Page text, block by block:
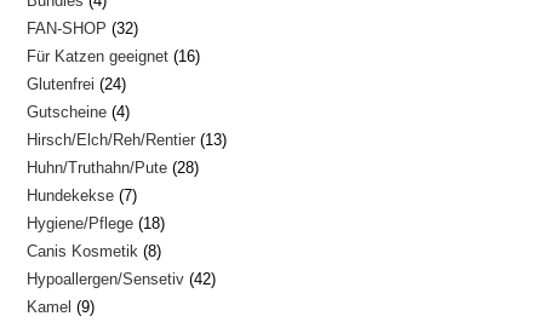
Produkte
FAN-SHOP 3232
Produkte
Für Katzen geeignet 1616
Glutenfrei 2424
Produkte
Gutscheine 44
Produkte
Hirsch/Elch/Reh/Rentier 1313
Huhn/Truthahn/Pute 2828
Hundekekse 77
Produkte
Hygiene/Pflege 1818
Produkte
Canis Kosmetik 88
Produkte
Hypoallergen/Sensetiv 4242
Kamel 99